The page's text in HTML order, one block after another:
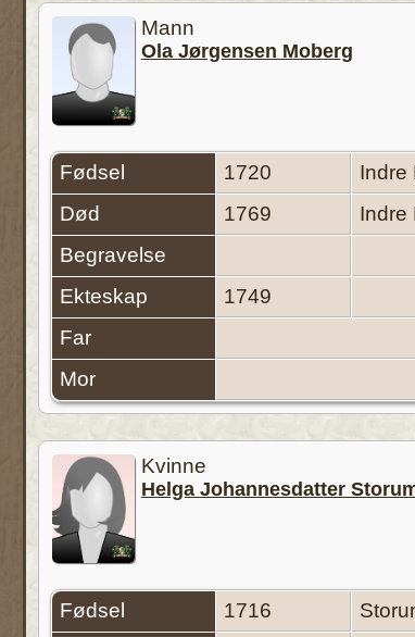
Mann
Ola Jørgensen Moberg
Fødsel 1720
Indre
Død
1769
Indre
Begravelse
Ekteskap
1749
Far
Mor
Kvinne
Helga Johannesdatter
Fødsel 1716